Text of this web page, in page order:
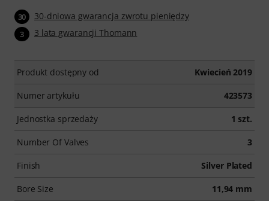
30 30-dniowa gwarancja zwrotu pieniędzy
3 3 lata gwarancji Thomann
Produkt dostępny od Kwiecień 2019
Numer artykułu 423573
Jednostka sprzedaży 1 szt.
Number Of Valves 3
Finish Silver Plated
Bore Size 11,94 mm